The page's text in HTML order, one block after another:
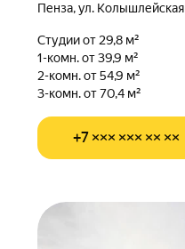
Пенза, ул. Колышлейская
Студии от 29,8 м²
1-комн. от 39,9 м²
2-комн. от 54,9 м²
3-комн. от 70,4 м²
+7 ××× ××× ×× ××